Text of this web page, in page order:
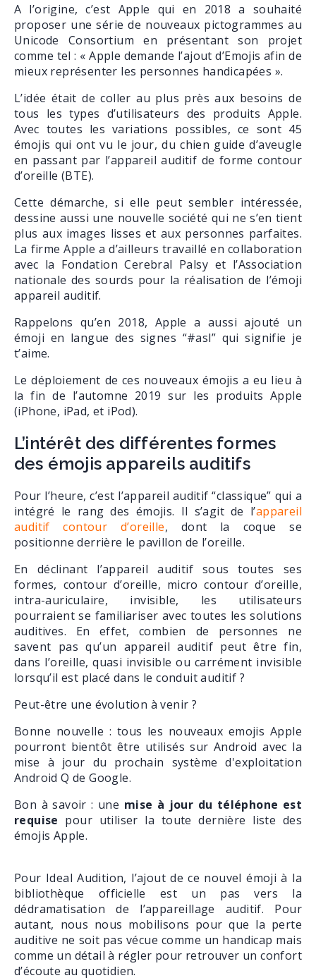
A l’origine, c’est Apple qui en 2018 a souhaité
proposer une série de nouveaux pictogrammes au
Unicode Consortium en présentant son projet
comme tel : « Apple demande l’ajout d’Emojis afin de
mieux représenter les personnes handicapées ».
L’idée était de coller au plus près aux besoins de
tous les types d’utilisateurs des produits Apple.
Avec toutes les variations possibles, ce sont 45
émojis qui ont vu le jour, du chien guide d’aveugle
en passant par l’appareil auditif de forme contour
d’oreille (BTE).
Cette démarche, si elle peut sembler intéressée,
dessine aussi une nouvelle société qui ne s’en tient
plus aux images lisses et aux personnes parfaites.
La firme Apple a d’ailleurs travaillé en collaboration
avec la Fondation Cerebral Palsy et l’Association
nationale des sourds pour la réalisation de l’émoji
appareil auditif.
Rappelons qu’en 2018, Apple a aussi ajouté un
émoji en langue des signes “#asl” qui signifie je
t’aime.
Le déploiement de ces nouveaux émojis a eu lieu à
la fin de l’automne 2019 sur les produits Apple
(iPhone, iPad, et iPod).
L’intérêt des différentes formes
des émojis appareils auditifs
Pour l’heure, c’est l’appareil auditif “classique” qui a
intégré le rang des émojis. Il s’agit de l’appareil
auditif contour d’oreille, dont la coque se
positionne derrière le pavillon de l’oreille.
En déclinant l’appareil auditif sous toutes ses
formes, contour d’oreille, micro contour d’oreille,
intra-auriculaire, invisible, les utilisateurs
pourraient se familiariser avec toutes les solutions
auditives. En effet, combien de personnes ne
savent pas qu’un appareil auditif peut être fin,
dans l’oreille, quasi invisible ou carrément invisible
lorsqu’il est placé dans le conduit auditif ?
Peut-être une évolution à venir ?
Bonne nouvelle : tous les nouveaux emojis Apple
pourront bientôt être utilisés sur Android avec la
mise à jour du prochain système d'exploitation
Android Q de Google.
Bon à savoir : une mise à jour du téléphone est
requise pour utiliser la toute dernière liste des
émojis Apple.
Pour Ideal Audition, l’ajout de ce nouvel émoji à la
bibliothèque officielle est un pas vers la
dédramatisation de l’appareillage auditif. Pour
autant, nous nous mobilisons pour que la perte
auditive ne soit pas vécue comme un handicap mais
comme un détail à régler pour retrouver un confort
d’écoute au quotidien.